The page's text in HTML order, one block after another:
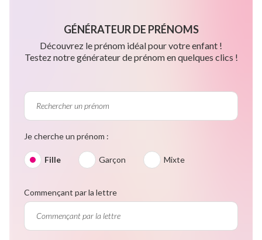
GÉNÉRATEUR DE PRÉNOMS
Découvrez le prénom idéal pour votre enfant !
Testez notre générateur de prénom en quelques clics !
Je cherche un prénom :
Fille Garçon Mixte
Commençant par la lettre